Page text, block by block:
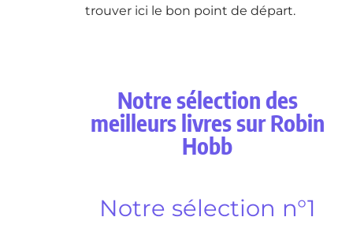
trouver ici le bon point de départ.
Notre sélection des
meilleurs livres sur Robin
Hobb
Notre sélection n°1